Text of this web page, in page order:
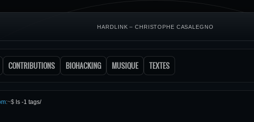
HARDLINK – CHRISTOPHE CASALEGNO
CONTRIBUTIONS BIOHACKING MUSIQUE TEXTES
:~$ ls -1 tags/